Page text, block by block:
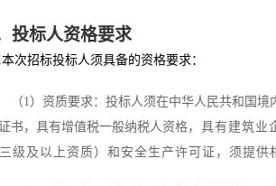
投标人资格要求
本次招标投标人须具备的资格要求：
（1） 资质要求：投标人须在中华人民共和国
书，具有增值税一般纳税人资格，具有 建筑业
级及以上资质）和 安全生产许可证 ， 须提供